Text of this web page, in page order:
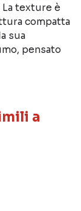
texture è
compatta
sua
pensato
a